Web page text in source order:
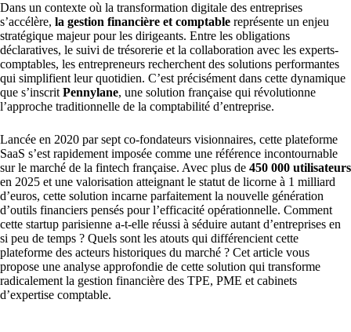
Dans un contexte où la transformation digitale des entreprises
s’accélère, la gestion financière et comptable représente un enjeu
stratégique majeur pour les dirigeants. Entre les obligations
déclaratives, le suivi de trésorerie et la collaboration avec les experts-
comptables, les entrepreneurs recherchent des solutions performantes
qui simplifient leur quotidien. C’est précisément dans cette dynamique
que s’inscrit Pennylane, une solution française qui révolutionne
l’approche traditionnelle de la comptabilité d’entreprise.
Lancée en 2020 par sept co-fondateurs visionnaires, cette plateforme
SaaS s’est rapidement imposée comme une référence incontournable
sur le marché de la fintech française. Avec plus de 450 000 utilisateurs
en 2025 et une valorisation atteignant le statut de licorne à 1 milliard
d’euros, cette solution incarne parfaitement la nouvelle génération
d’outils financiers pensés pour l’efficacité opérationnelle. Comment
cette startup parisienne a-t-elle réussi à séduire autant d’entreprises en
si peu de temps ? Quels sont les atouts qui différencient cette
plateforme des acteurs historiques du marché ? Cet article vous
propose une analyse approfondie de cette solution qui transforme
radicalement la gestion financière des TPE, PME et cabinets
d’expertise comptable.